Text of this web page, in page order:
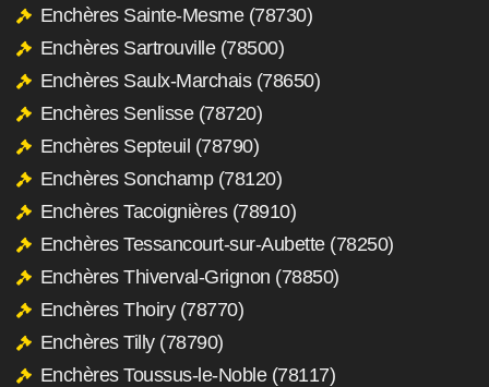
Enchères Sainte-Mesme (78730)
Enchères Sartrouville (78500)
Enchères Saulx-Marchais (78650)
Enchères Senlisse (78720)
Enchères Septeuil (78790)
Enchères Sonchamp (78120)
Enchères Tacoignières (78910)
Enchères Tessancourt-sur-Aubette (78250)
Enchères Thiverval-Grignon (78850)
Enchères Thoiry (78770)
Enchères Tilly (78790)
Enchères Toussus-le-Noble (78117)